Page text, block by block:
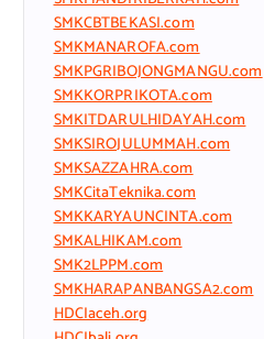
SMKCBTBEKASI.com
SMKMANAROFA.com
SMKPGRIBOJONGMANGU.com
SMKKORPRIKOTA.com
SMKITDARULHIDAYAH.com
SMKSIROJULUMMAH.com
SMKSAZZAHRA.com
SMKCitaTeknika.com
SMKKARYAUNCINTA.com
SMKALHIKAM.com
SMK2LPPM.com
SMKHARAPANBANGSA2.com
HDCIaceh.org